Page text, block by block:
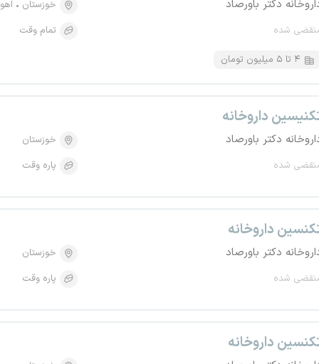
دکتر باورصاد
شده
خوزستان
تمام وقت
۴ تا ۵ میلیون تومان
داروخانه
دکتر باورصاد
شده
خوزستان
پاره وقت
داروخانه
دکتر باورصاد
شده
خوزستان
پاره وقت
داروخانه